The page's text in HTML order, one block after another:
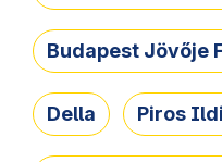
Budapest Jövője
Della Piros